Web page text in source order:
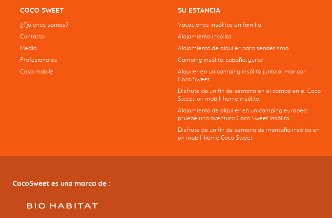
COCO SWEET
¿Quienes somos?
Contacto
Media
Profesionales
Casa mobile
SU ESTANCIA
Vacaciones insólitas en familia
Alojamiento insólito
Alojamiento de alquiler para senderismo
Camping insólito, cabaña, yurta
Alquiler en un camping insólito junto al mar con
Coco Sweet
Disfrute de un fin de semana en el campo en el Coco
Sweet, un mobil-home insólito
Alojamiento de alquiler en un camping europeo:
pruebe una aventura Coco Sweet insólita
Disfrute de un fin de semana de montaña insólito en
un mobil-home Coco Sweet
CocoSweet es una marca de :